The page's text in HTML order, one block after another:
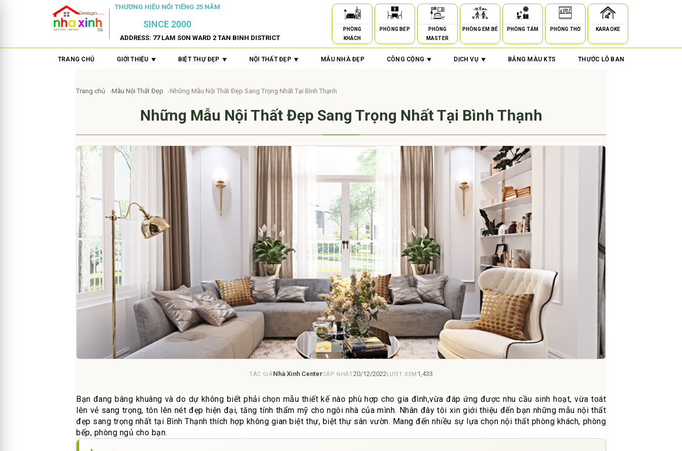
THƯƠNG HIỆU NỔI TIẾNG 25 NĂM
SINCE 2000
ADDRESS: 77 LAM SON WARD 2 TAN BINH DISTRICT
PHÒNG
KHÁCH
PHÒNG BẾP
PHÒNG
MASTER
PHÒNG EM BÉ PHÒNG TẮM PHÒNG THỜ KARAOKE
TRANG CHỦ GIỚI THIỆU BIỆT THỰ ĐẸP NỘI THẤT ĐẸP MẪU NHÀ ĐẸP CÔNG CỘNG DỊCH VỤ BẢNG MÀU KTS THƯỚC LỖ BAN
Trang chủ Mẫu Nội Thất Đẹp Những Mẫu Nội Thất Đẹp Sang Trọng Nhất Tại Bình Thạnh
Những Mẫu Nội Thất Đẹp Sang Trọng Nhất Tại Bình Thạnh
TÁC GIẢNhà Xinh CenterCẬP NHẬT20/12/2022LƯỢT XEM 1,433
Bạn đang bâng khuâng và do dự không biết phải chọn mẫu thiết kế nào phù hợp cho gia đình,vừa đáp ứng được nhu cầu sinh hoạt, vừa toát
lên vẻ sang trọng, tôn lên nét đẹp hiện đại, tăng tính thẩm mỹ cho ngôi nhà của mình. Nhân đây tôi xin giới thiệu đến bạn những mẫu nội thất
đẹp sang trọng nhất tại Bình Thạnh thích hợp không gian biệt thự, biệt thự sân vườn. Mang đến nhiều sự lựa chọn nội thất phòng khách, phòng
bếp, phòng ngủ cho bạn.